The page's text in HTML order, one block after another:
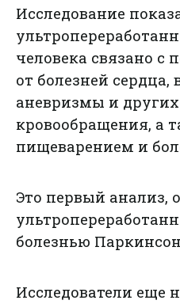
Исследование
человека связано
от болезней
аневризмы и
кровообращения, а
пищеварением и
Это первый
болезнью
Исследователи еще